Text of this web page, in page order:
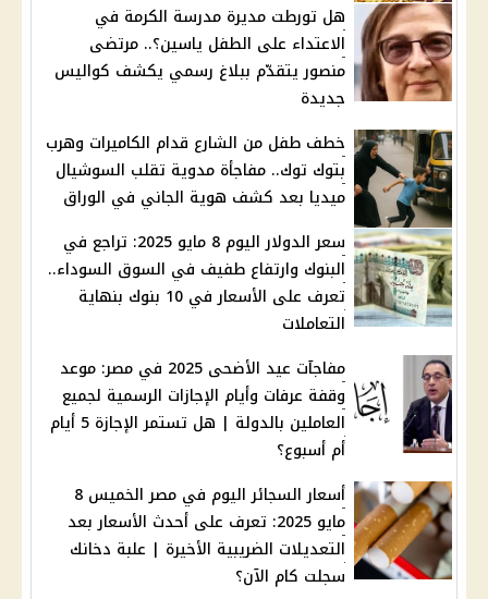
هل تورطت مديرة مدرسة الكرمة في
الاعتداء على الطفل ياسين؟.. مرتضى
منصور يتقدّم ببلاغ رسمي يكشف كواليس
جديدة
خطف طفل من الشارع قدام الكاميرات وهرب
بتوك توك.. مفاجأة مدوية تقلب السوشيال
ميديا بعد كشف هوية الجاني في الوراق
سعر الدولار اليوم 8 مايو 2025: تراجع في
البنوك وارتفاع طفيف في السوق السوداء..
تعرف على الأسعار في 10 بنوك بنهاية
التعاملات
مفاجآت عيد الأضحى 2025 في مصر: موعد
وقفة عرفات وأيام الإجازات الرسمية لجميع
العاملين بالدولة | هل تستمر الإجازة 5 أيام
أم أسبوع؟
أسعار السجائر اليوم في مصر الخميس 8
مايو 2025: تعرف على أحدث الأسعار بعد
التعديلات الضريبية الأخيرة | علبة دخانك
سجلت كام الآن؟